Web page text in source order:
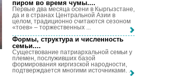
пиром во время чумы....
Первые два месяца осени в Кыргызстане,
да и в странах Центральной Азии в
целом, традиционно считаются сезоном
«тоев» – торжественных ...
Формы, структура и численность
семьи....
Существование патриархальной семьи у
племен, послуживших базой
формирования киргизской народности,
подтверждается многими источниками. ...